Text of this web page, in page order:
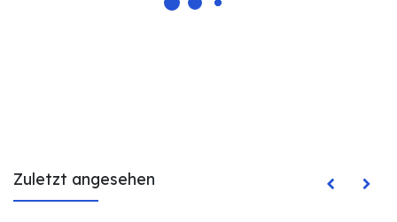
Zuletzt angesehen